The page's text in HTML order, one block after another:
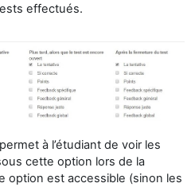
effectués.
à l’étudiant de voir les
cette option lors de la
option est accessible (sinon les